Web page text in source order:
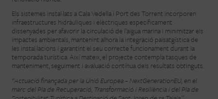
Els sistemes instal·lats a Cala Vedella i Port des Torrent incorporen
infraestructures hidràuliques i elèctriques específicament
dissenyades per afavorir la circulació de l’aigua marina i minimitzar els
impactes ambientals, mantenint alhora la integració paisatgística de
les instal·lacions i garantint el seu correcte funcionament durant la
temporada turística. Així mateix, el projecte contempla tasques de
manteniment, seguiment i avaluació contínua dels resultats obtinguts.
“Actuació finançada per la Unió Europea – NextGenerationEU, en el
marc del Pla de Recuperació, Transformació i Resiliència i del Pla de